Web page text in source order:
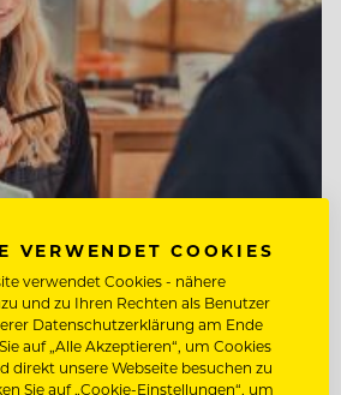
VERWENDET COOKIES
verwendet Cookies - nähere
und zu Ihren Rechten als Benutzer
Datenschutzerklärung am Ende
auf „Alle Akzeptieren“, um Cookies
direkt unsere Webseite besuchen zu
Sie auf „Cookie-Einstellungen“, um